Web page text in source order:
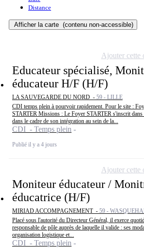
Distance
Afficher la carte (contenu non-accessible)
Educateur spécialisé,
éducateur H/F (H/F)
LA SAUVEGARDE DU NORD - 59 - LILLE
CDI temps plein à pourvoir rapidement. Pour le site :
STARTER Missions : Le Foyer STARTER s'inscrit dans
dans le cadre de son intégration au sein de la...
CDI - Temps plein
Publié il y a 4 jours
Ajouter cette
Moniteur éducateur /
éducatrice (H/F)
MIRIAD ACCOMPAGNEMENT - 59 -
Placé sous l'autorité du Directeur Général, il exerce
responsable de pôle auprès de laquelle il valide : ses
organisation logistique et...
CDI - Temps plein
Ajouter cette